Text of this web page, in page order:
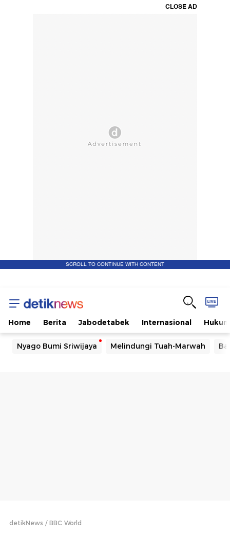
CLOSE AD
SCROLL TO CONTINUE WITH CONTENT
Home Berita Jabodetabek Internasional Hukum
Nyago Bumi Sriwijaya Melindungi Tuah-Marwah
detikNews BBC World